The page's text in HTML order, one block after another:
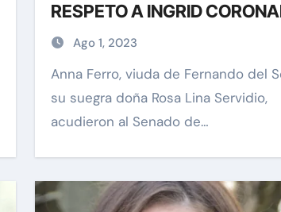
RESPETO A INGRID
Ago 1, 2023
Anna Ferro, viuda de Fernando del Solar, y
su suegra doña Rosa Lina Servidio,
acudieron al Senado de…